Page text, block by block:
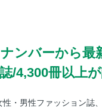
ンバーから最
/4,300冊以上
性・男性ファッション誌